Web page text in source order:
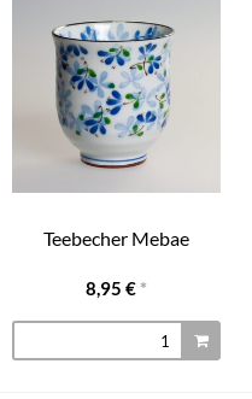
Teebecher Mebae
8,95 € *